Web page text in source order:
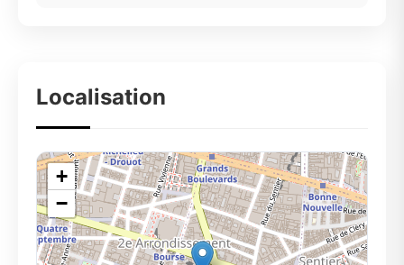
Localisation
+
−